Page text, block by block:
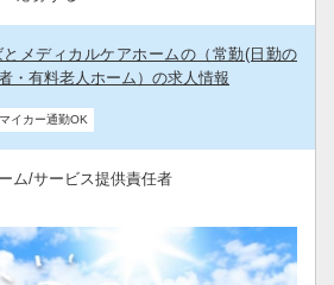
メディカルケアホームの（常勤(日勤の
・有料老人ホーム）の求人情報
マイカー通勤OK
ム/サービス提供責任者